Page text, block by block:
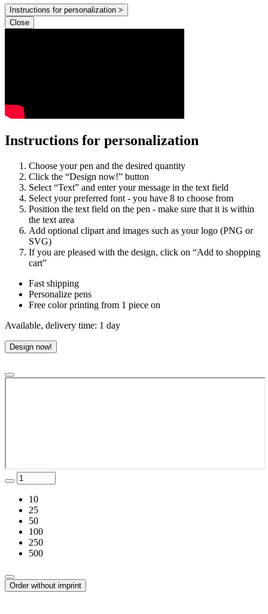
Instructions for personalization >
Close
Instructions for personalization
Choose your pen and the desired quantity
Click the “Design now!” button
Select “Text” and enter your message in the text field
Select your preferred font - you have 8 to choose from
Position the text field on the pen - make sure that it is within
the text area
Add optional clipart and images such as your logo (PNG or
SVG)
If you are pleased with the design, click on “Add to shopping
cart”
Fast shipping
Personalize pens
Free color printing from 1 piece on
Available, delivery time: 1 day
Design now!
10
25
50
100
250
500
Order without imprint